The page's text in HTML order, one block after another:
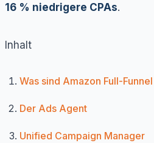
16 % niedrigere CPAs.
Inhalt
Was sind Amazon Full-
Der Ads Agent
Unified Campaign Manager